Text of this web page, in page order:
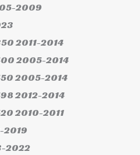
2009
2011-2014
2005-2014
2005-2014
2012-2014
2010-2011
2019
2022